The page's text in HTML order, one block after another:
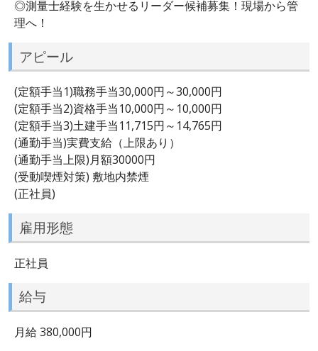
◎測量士経験を生かせるリーダー候補募集！現場から管
理へ！
アピール
(定額手当1)職務手当30,000円～30,000円
(定額手当2)資格手当10,000円～10,000円
(定額手当3)土建手当11,715円～14,765円
(通勤手当)実費支給（上限あり）
(通勤手当上限)月額30000円
(受動喫煙対策) 敷地内禁煙
(正社員)
雇用形態
正社員
給与
月給 380,000円